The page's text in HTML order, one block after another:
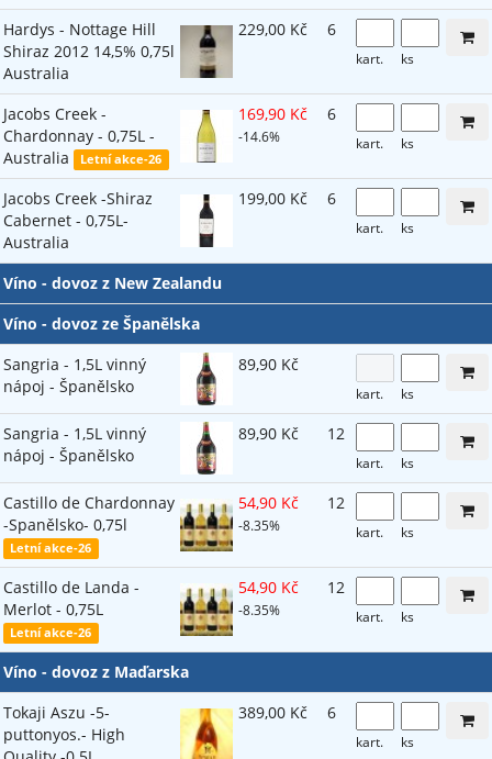
Hardys - Nottage Hill
Shiraz 2012 14,5% 0,75l
Australia
229,00 Kč 6
kart. ks
Jacobs Creek -
Chardonnay - 0,75L -
Australia
Letní akce-26
169,90 Kč
-14.6%
6
kart. ks
Jacobs Creek -Shiraz
Cabernet - 0,75L-
Australia
199,00 Kč 6
kart. ks
Víno - dovoz z New Zealandu
Víno - dovoz ze Španělska
Sangria - 1,5L vinný
nápoj - Španělsko
89,90 Kč
kart. ks
Sangria - 1,5L vinný
nápoj - Španělsko
89,90 Kč 12
kart. ks
Castillo de Chardonnay
-Spanělsko- 0,75l
Letní akce-26
54,90 Kč
-8.35%
12
kart. ks
Castillo de Landa -
Merlot - 0,75L
Letní akce-26
54,90 Kč
-8.35%
12
kart. ks
Víno - dovoz z Maďarska
Tokaji Aszu -5-
puttonyos.- High
389,00 Kč 6
kart. ks